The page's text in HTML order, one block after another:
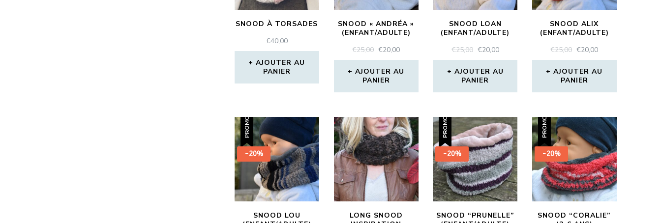
SNOOD À TORSADES
€40,00
AJOUTER AU
PANIER
SNOOD « ANDRÉA »
(ENFANT/ADULTE)
€25,00 LE
PRIX
INITIAL
ÉTAIT :
€25,00.
€20,00LE
PRIX
ACTUEL
€20,00.
AJOUTER AU
PANIER
SNOOD LOAN
(ENFANT/ADULTE)
€25,00 LE
PRIX
INITIAL
ÉTAIT :
€25,00.
€20,00LE
PRIX
ACTUEL
€20,00.
AJOUTER AU
PANIER
SNOOD ALIX
(ENFANT/ADULTE)
€25,00 LE
PRIX
INITIAL
ÉTAIT :
€25,00.
€20,00LE
PRIX
ACTUEL
€20,00.
AJOUTER AU
PANIER
PROMO !
-20%
SNOOD LOU
LONG SNOOD
PROMO !
-20%
SNOOD “PRUNELLE”
PROMO !
-20%
SNOOD “CORALIE”